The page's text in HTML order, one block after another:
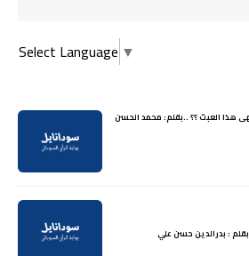
Select Language ▼
هذا العبث ؟؟ ..بقلم: محمد الحسن
بقلم : بدرالدين حسن علي